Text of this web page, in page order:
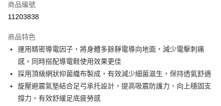
超商取貨付款
Apple Pay
ATM付款
運送方式
商品編號
11203838
商品特色
運用精密導電因子，將身體多餘靜電導向地面，減少電擊刺痛
感，同時搭配導電鞋使用效果更佳
採用頂級網狀抑菌織布製成，有效減少細菌滋生，保持透氣舒適
旋壓避震氣墊結合足弓承托設計，提高吸震防護力、向上穩固支
撐力，有效舒緩足底疲勞感